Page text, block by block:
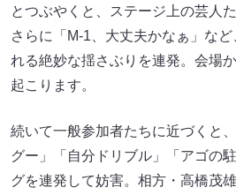
とつぶやくと、ステージ上の芸人
さらに「M-1、大丈夫かなぁ」な
れる絶妙な揺さぶりを連発。会場
起こります。
続いて一般参加者たちに近づくと
グー」「自分ドリブル」「アゴの
グを連発して妨害。相方・高橋茂